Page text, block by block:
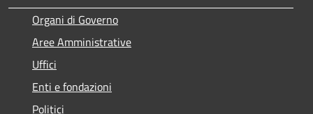
Organi di Governo
Aree Amministrative
Uffici
Enti e fondazioni
Politici